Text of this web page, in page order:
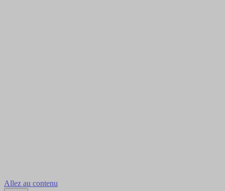
Allez au contenu